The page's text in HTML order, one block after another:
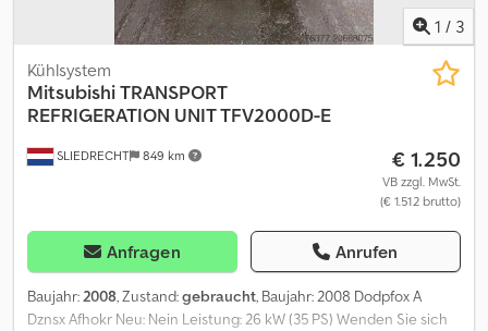
1 / 3
SLIEDRECHT 849 km
Kühlsystem
MitsubishiTRANSPORT
REFRIGERATION UNIT TFV2000D-E
€ 1.250
VB zzgl. MwSt.
(€ 1.512 brutto)
Anfragen Anrufen
Baujahr:2008, Zustand:gebraucht, Baujahr: 2008 Dodpfox A
Dznsx Afhokr Neu: Nein Leistung: 26 kW (35 PS) Wenden Sie sich